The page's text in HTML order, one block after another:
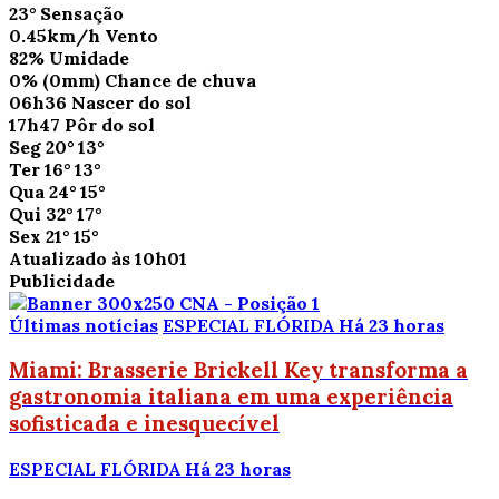
23° Sensação
0.45km/h Vento
82% Umidade
0% (0mm) Chance de chuva
06h36 Nascer do sol
17h47 Pôr do sol
Seg 20° 13°
Ter 16° 13°
Qua 24° 15°
Qui 32° 17°
Sex 21° 15°
Atualizado às 10h01
Publicidade
Últimas notícias ESPECIAL FLÓRIDA Há 23 horas
Miami: Brasserie Brickell Key transforma a
gastronomia italiana em uma experiência
sofisticada e inesquecível
ESPECIAL FLÓRIDA Há 23 horas